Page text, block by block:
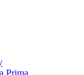
Prima